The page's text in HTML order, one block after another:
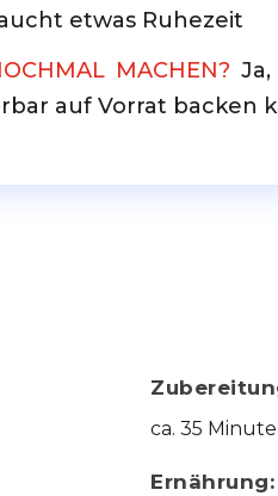
etwas Ruhezeit
MACHEN?
auf Vorrat backen
ca. 35
Ernährung: